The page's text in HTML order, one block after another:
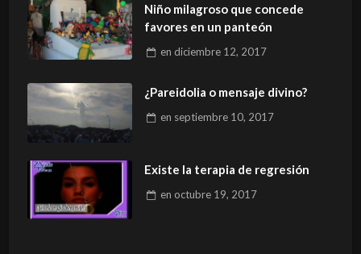
Niño milagroso que concede
favores en un panteón
en diciembre 12, 2017
¿Pareidolia o mensaje divino?
en septiembre 10, 2017
Existe la terapia de regresión
en octubre 19, 2017